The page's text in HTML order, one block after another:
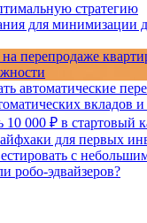
стратегию
для минимизации
на перепродаже
автоматические
вкладов
10 000 ₽ в стартовый
для первых
с
робо-эдвайзеров?